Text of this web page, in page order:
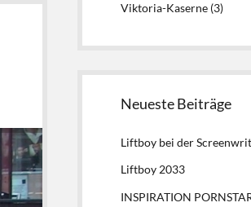
Viktoria-Kaserne (3)
Neueste Beiträge
Liftboy bei der
Liftboy 2033
INSPIRATION